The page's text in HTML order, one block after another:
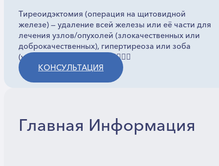
Тиреоидэктомия (операция на щитовидной
железе) — удаление всей железы или её части для
лечения узлов/опухолей (злокачественных или
доброкачественных), гипертиреоза или зоба
(увеличения железы).
КОНСУЛЬТАЦИЯ
Главная Информация